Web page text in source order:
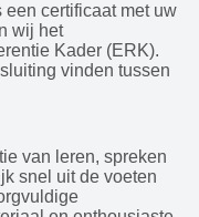
certificaat met uw
wij het
Kader (ERK).
vinden tussen
van leren, spreken
snel uit de voeten